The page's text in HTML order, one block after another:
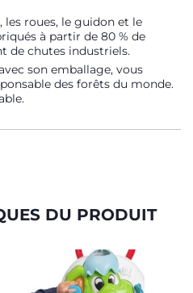
roues, le guidon et le
à partir de 80 % de
de chutes industriels.
son emballage, vous
des forêts du monde.
DU PRODUIT